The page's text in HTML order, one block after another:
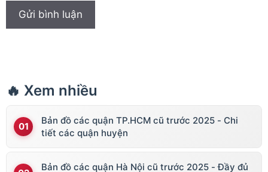
🔥 Xem nhiều
Bản đồ các quận TP.HCM cũ trước 2025 - Chi
tiết các quận huyện
Bản đồ các quận Hà Nội cũ trước 2025 - Đầy đủ